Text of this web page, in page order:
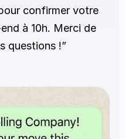
confirmer votre
à 10h. Merci de
questions !”